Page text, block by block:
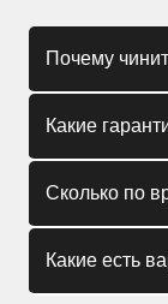
Почему
Какие
Сколько по
Какие есть